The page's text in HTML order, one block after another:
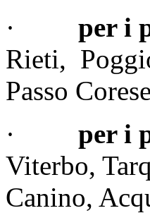
·
per i
Rieti,
Passo
·
per i
Viterbo,
Canino,